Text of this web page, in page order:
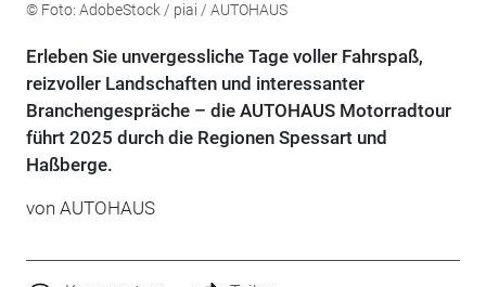
© Foto: AdobeStock / piai / AUTOHAUS
Erleben Sie unvergessliche Tage voller Fahrspaß,
reizvoller Landschaften und interessanter
Branchengespräche – die AUTOHAUS Motorradtour
führt 2025 durch die Regionen Spessart und
Haßberge.
von AUTOHAUS